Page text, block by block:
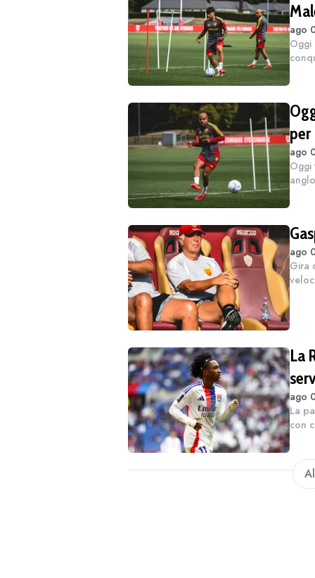
ago
Oggi
per
ago
Oggi
ago
Gira
La
ago
La
con